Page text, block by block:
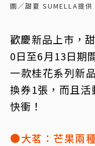
圖／甜夏 SUMELLA提供
歡慶新品上市，
0日至6月13日期
一款桂花系列新
換券1張，而且
快衝！
●大茗：芒果兩